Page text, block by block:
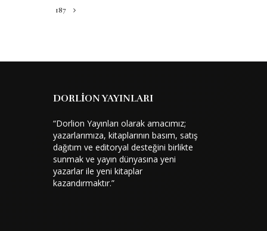
187
DORLİON YAYINLARI
“Dorlion Yayınları olarak amacımız;
yazarlarımıza, kitaplarının basım, satış
dağıtım ve editoryal desteğini birlikte
sunmak ve yayın dünyasına yeni
yazarlar ile yeni kitaplar
kazandırmaktır.”